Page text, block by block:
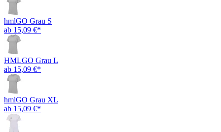
hmlGO Grau S
ab 15,09 €*
HMLGO Grau L
ab 15,09 €*
hmlGO Grau XL
ab 15,09 €*